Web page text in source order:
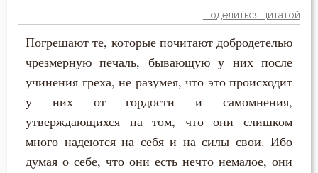
Богоугождение
Борьба
Воля
Воля Божия
Игнатий Брянчанинов
Иоанн Златоуст
Иоанн Кассиан Римлянин
Поделиться цитатой
Погрешают те, которые почитают добродетелью
чрезмерную печаль, бывающую у них после
учинения греха, не разумея, что это происходит
у них от гордости и самомнения,
утверждающихся на том, что они слишком
много надеются на себя и на силы свои. Ибо
думая о себе, что они есть нечто немалое, они